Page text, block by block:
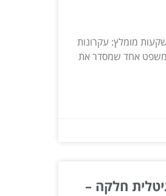
מומלץ: עקרונות
משפט אחד שמסדר את
חלקה –